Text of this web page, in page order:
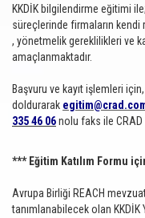
KKDİK bilgilendirme eğitimi
süreçlerinde firmaların
, yönetmelik gereklilikleri ve
amaçlanmaktadır.
Başvuru ve kayıt işlemleri
doldurarak
335 46 06nolu faks ile
*** Eğitim Katılım Formu
Avrupa Birliği REACH
tanımlanabilecek olan